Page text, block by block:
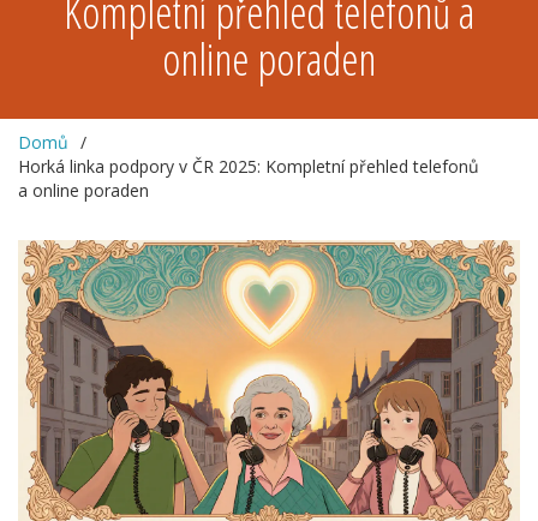
Kompletní přehled telefonů a
online poraden
Domů
Horká linka podpory v ČR 2025: Kompletní přehled telefonů
a online poraden